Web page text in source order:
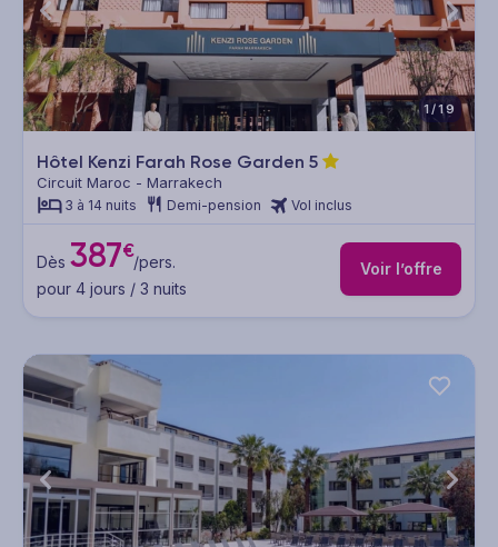
1/19
Hôtel Kenzi Farah Rose Garden 5
Circuit Maroc - Marrakech
3 à 14 nuits Demi-pension Vol inclus
Dès 387€/pers.
pour 4 jours / 3 nuits
Voir l’offre